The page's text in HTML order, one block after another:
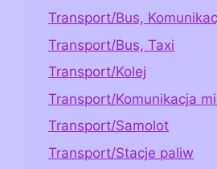
Transport/Bus,
Transport/Bus, Taxi
Transport/Kolej
Transport/Komunikacja
Transport/Samolot
Transport/Stacje paliw